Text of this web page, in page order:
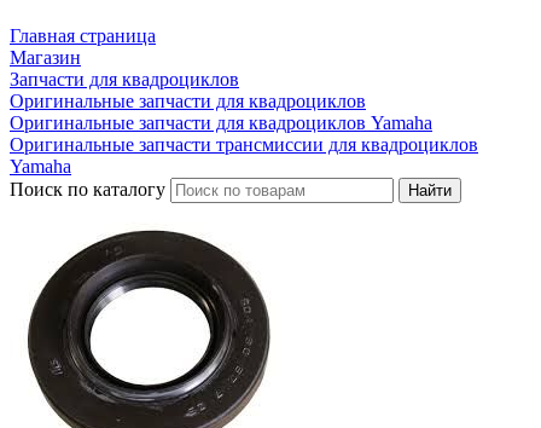
Главная страница
Магазин
Запчасти для квадроциклов
Оригинальные запчасти для квадроциклов
Оригинальные запчасти для квадроциклов Yamaha
Оригинальные запчасти трансмиссии для квадроциклов
Yamaha
Поиск по каталогу
Найти